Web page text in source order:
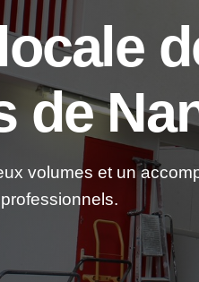
de
volumes et un